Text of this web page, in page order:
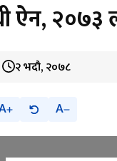
ऐन,
२ भदौ, २०७८
A